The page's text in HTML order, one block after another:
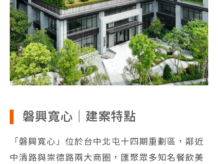
磐興寬心｜建案特點
「磐興寬心」位於台中北屯十四期重劃區，鄰近
中清路與崇德路兩大商圈，匯聚眾多知名餐飲美